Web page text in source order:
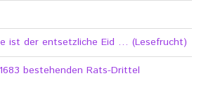
ist der entsetzliche Eid … (Lesefrucht)
bestehenden Rats-Drittel